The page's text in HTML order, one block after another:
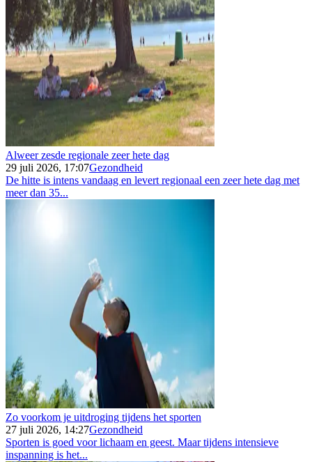
Alweer zesde regionale zeer hete dag
29 juli 2026, 17:07Gezondheid
De hitte is intens vandaag en levert regionaal een zeer hete dag met
meer dan 35...
Zo voorkom je uitdroging tijdens het sporten
27 juli 2026, 14:27Gezondheid
Sporten is goed voor lichaam en geest. Maar tijdens intensieve
inspanning is het...